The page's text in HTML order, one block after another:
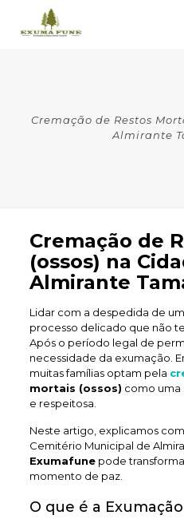
Cremação de Restos
Almirante
Cremação de
(ossos) na
Almirante
Lidar com a despedida de
processo delicado que não
Após o período legal de
necessidade da exumação.
muitas famílias optam pela
mortais (ossos) como uma
e respeitosa.
Neste artigo, explicamos
Cemitério Municipal de
Exumafunepode
momento de paz.
O que é a